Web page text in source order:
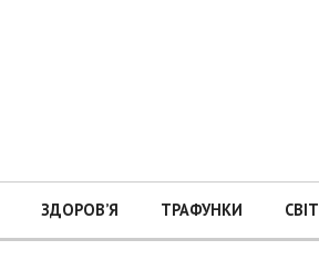
ЗДОРОВ’Я ТРАФУНКИ СВІТ